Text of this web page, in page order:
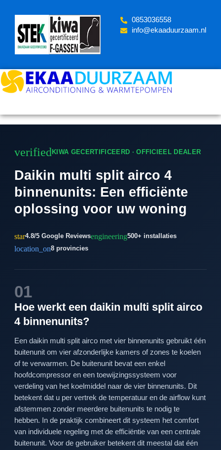
content
‪0853036558
info@ekaaduurzaam.nl
verified KIWA GECERTIFICEERD · OFFICIEEL DEALER
Daikin multi split airco 4
binnenunits: Een efficiënte
oplossing voor uw woning
star4.8/5 Google Reviewsengineering500+ installaties
location_on8 provincies
01
Hoe werkt een daikin multi split airco
4 binnenunits?
Een daikin multi split airco met vier binnenunits gebruikt één
buitenunit om vier afzonderlijke kamers of zones te koelen
of te verwarmen. De buitenunit bevat een enkel
hoofdcompressor en een toewijzingssysteem voor
verdeling van het koelmiddel naar de vier binnenunits. Dit
betekent dat u per vertrek de temperatuur en de airflow kunt
afstemmen zonder meerdere buitenunits te nodig te
hebben. In de praktijk combineert dit systeem het comfort
van individuele regeling met de efficiëntie van een centrale
buitenunit. Voor de gebruiker betekent dit meestal dat één